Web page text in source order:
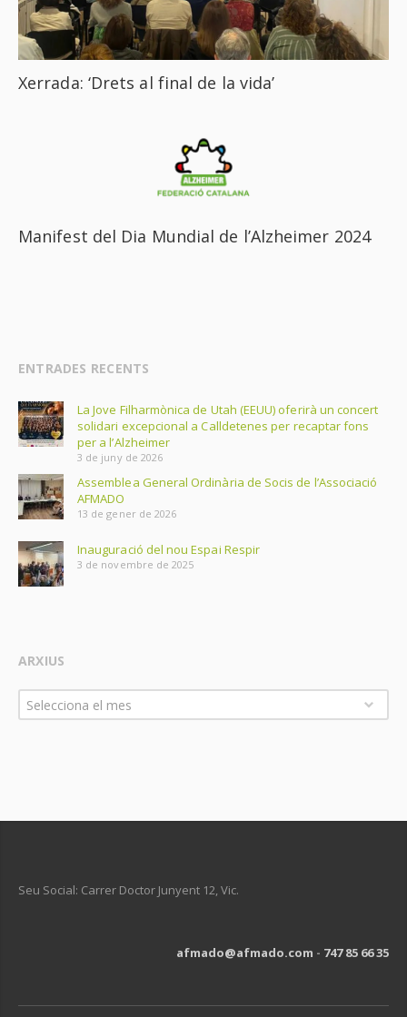
Xerrada: ‘Drets al final de la vida’
Manifest del Dia Mundial de l’Alzheimer 2024
ENTRADES RECENTS
La Jove Filharmònica de Utah (EEUU) oferirà un concert
solidari excepcional a Calldetenes per recaptar fons
per a l’Alzheimer
3 de juny de 2026
Assemblea General Ordinària de Socis de l’Associació
AFMADO
13 de gener de 2026
Inauguració del nou Espai Respir
3 de novembre de 2025
ARXIUS
Arxius
Selecciona el mes
Seu Social: Carrer Doctor Junyent 12, Vic.
afmado@afmado.com - 747 85 66 35